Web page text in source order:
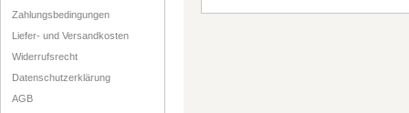
Zahlungsbedingungen
Liefer- und Versandkosten
Widerrufsrecht
Datenschutzerklärung
AGB